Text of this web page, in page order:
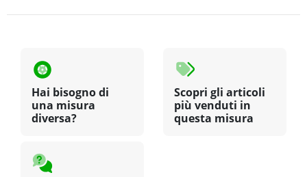
Hai bisogno di
una misura
diversa?
Scopri gli articoli
più venduti in
questa misura